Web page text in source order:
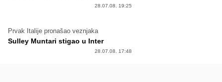
28.07.08. 19:25
Prvak Italije pronašao veznjaka
Sulley Muntari stigao u Inter
28.07.08. 17:48